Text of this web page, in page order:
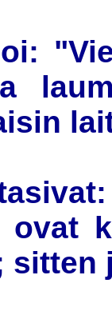
ovat
sitten